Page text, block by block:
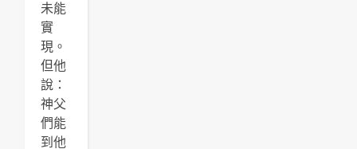
未能
實
現。
但他
說：
神父
們能
到他